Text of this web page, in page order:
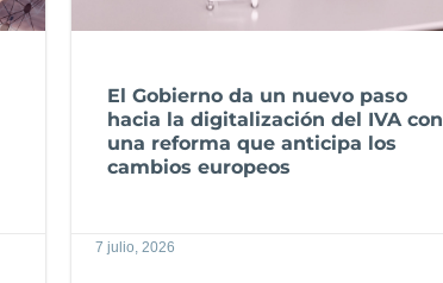
El Gobierno da un nuevo paso
hacia la digitalización del IVA con
una reforma que anticipa los
cambios europeos
7 julio, 2026